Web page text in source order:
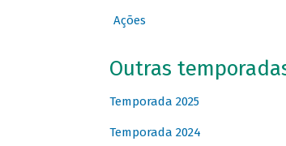
Ações
Outras
Temporada 2025
Temporada 2024